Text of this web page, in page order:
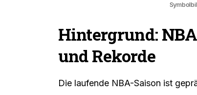
Hintergrund:
und Rekorde
Die laufende NBA-Saison ist